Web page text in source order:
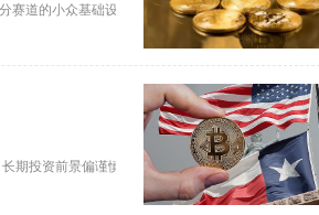
赛道的小众基础设施币种，具备赛道稀缺性与
期投资前景偏谨慎，更适合短线波段交易，不建议